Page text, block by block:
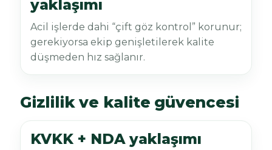
yaklaşımı
Acil işlerde dahi “çift göz kontrol” korunur;
gerekiyorsa ekip genişletilerek kalite
düşmeden hız sağlanır.
Gizlilik ve kalite güvencesi
KVKK + NDA yaklaşımı